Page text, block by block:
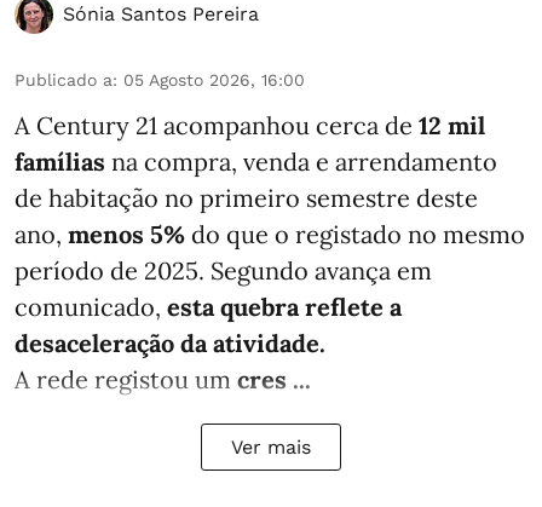
Sónia Santos Pereira
Publicado a: 05 Agosto 2026, 16:00
A Century 21 acompanhou cerca de 12 mil
famílias na compra, venda e arrendamento
de habitação no primeiro semestre deste
ano, menos 5% do que o registado no mesmo
período de 2025. Segundo avança em
comunicado, esta quebra reflete a
desaceleração da atividade.
A rede registou um cres ...
Ver mais